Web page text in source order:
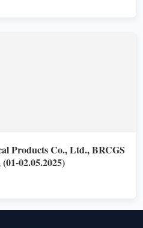
Products Co., Ltd., BRCGS
02.05.2025)